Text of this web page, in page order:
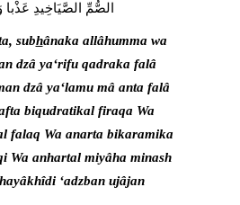
الصُّمِّ الصَّيَاخِيدِ عَذْبا
subhânaka allâhumma wa
dzâ ya‘rifu qadraka falâ
dzâ ya‘lamu mâ anta falâ
biqudratikal firaqa Wa
falaq Wa anarta bikaramika
Wa anhartal miyâha minash
‘adzban ujâjan